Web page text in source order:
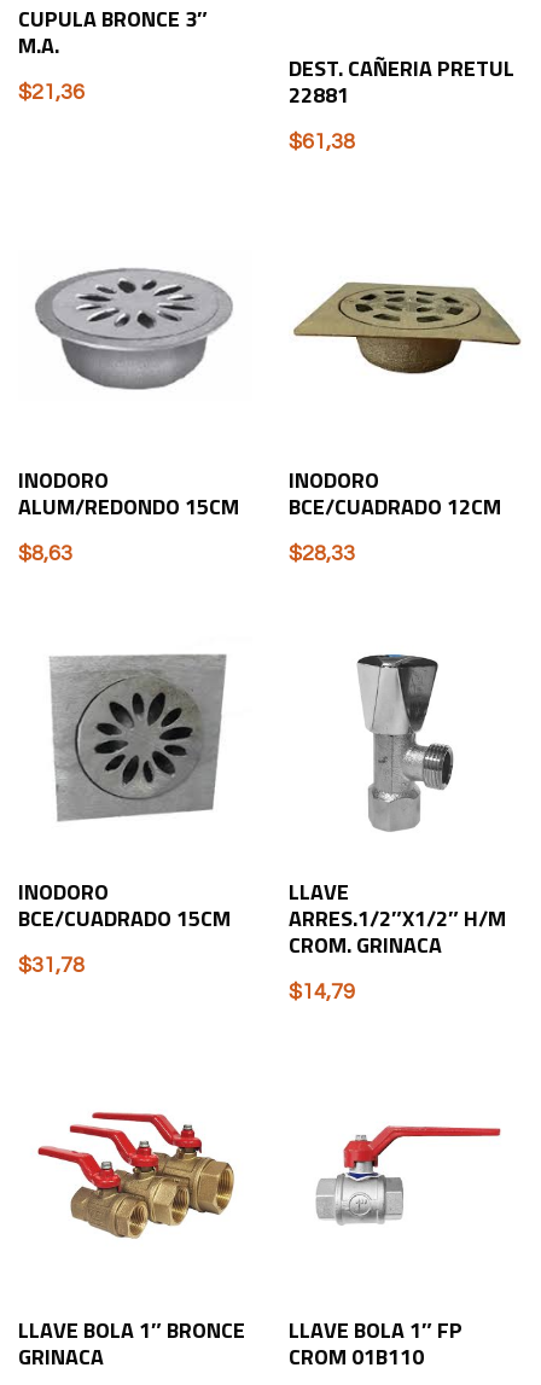
CUPULA BRONCE 3″
M.A.
$21,36
DEST. CAÑERIA PRETUL
22881
$61,38
INODORO
ALUM/REDONDO 15CM
$8,63
INODORO
BCE/CUADRADO 12CM
$28,33
INODORO
BCE/CUADRADO 15CM
$31,78
LLAVE
ARRES.1/2″X1/2″ H/M
CROM. GRINACA
$14,79
LLAVE BOLA 1″ BRONCE
GRINACA
LLAVE BOLA 1″ FP
CROM 01B110